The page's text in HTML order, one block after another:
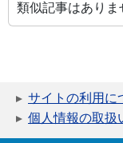
類似記事はありま
サイトの利用に
個人情報の取扱